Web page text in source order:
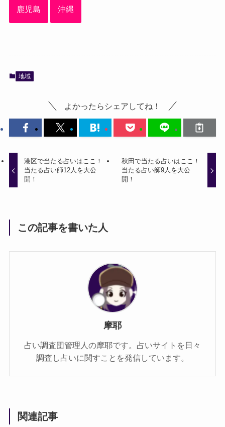
鹿児島 沖縄
地域
よかったらシェアしてね！
港区で当たる占いはここ！
当たる占い師12人を大公
開！
秋田で当たる占いはここ！
当たる占い師9人を大公
開！
この記事を書いた人
摩耶
占い調査団管理人の摩耶です。占いサイトを日々
調査し占いに関すことを発信しています。
関連記事